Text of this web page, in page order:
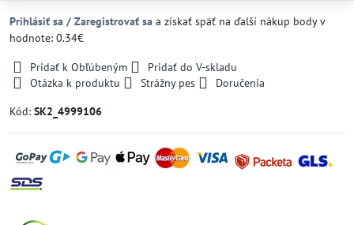
Prihlásiť sa / Zaregistrovať sa a získať späť na ďalší nákup body v
hodnote: 0.34€
Pridať k Obľúbeným
Pridať do V-skladu
Otázka k produktu
Strážny pes
Doručenia
Kód: SK2_4999106